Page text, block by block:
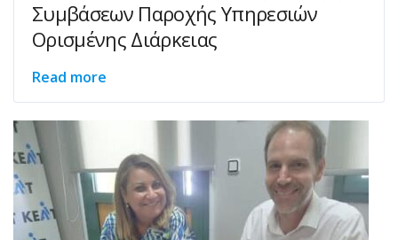
Συμβάσεων Παροχής Υπηρεσιών
Ορισμένης Διάρκειας
Read more